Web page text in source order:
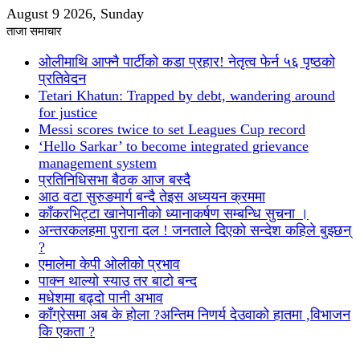
August 9 2026, Sunday
ताजा समाचार
ओलीमाथि आफ्नै पार्टीको कडा प्रहार! नेतृत्व फेर्न ५६ पृष्ठको
प्रतिवेदन
Tetari Khatun: Trapped by debt, wandering around
for justice
Messi scores twice to set Leagues Cup record
‘Hello Sarkar’ to become integrated grievance
management system
प्रतिनिधिसभा बैठक आज बस्दै
आठ वटा सुरुङमार्ग बन्दै तेइस अध्ययन क्रममा
काँकरभिट्टा खानेपानीको ध्यानाकर्षण सम्बन्धि सुचना ।
अन्तरकलहमा पुराना दल ! जनताले दिएको सन्देश कहिले बुझ्छन्
?
एमालेमा केपी ओलीको प्रभाव
पाक्न थाल्यो स्याउ तर बाटो बन्द
मधेशमा बढ्दो पानी अभाव
काँग्रेसमा अब के होला ?अन्तिम निणर्य देउवाको हातमा ,विभाजन
कि एकता ?